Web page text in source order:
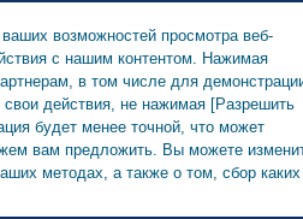
О Teva
возможностей просмотра веб-
с нашим контентом. Нажимая
в том числе для
действия, не нажимая [Разрешить
будет менее точной, что может
вам предложить. Вы можете
методах, а также о том, сбор каких